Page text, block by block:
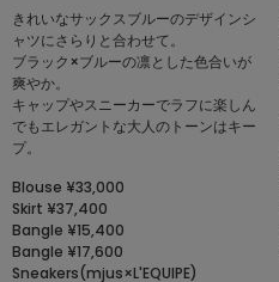
きれいなサックスブルーのデザインシ
ャツにさらりと合わせて。
ブラック×ブルーの凛とした色合いが
爽やか。
キャップやスニーカーでラフに楽しん
でもエレガントな大人のトーンはキー
プ。
Blouse ¥33,000
Skirt ¥37,400
Bangle ¥15,400
Bangle ¥17,600
Sneakers(mjus×L'EQUIPE)